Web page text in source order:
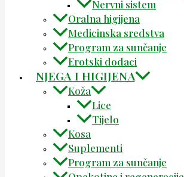
Nervni sistem
Oralna higijena
Medicinska sredstva
Program za sunčanje
Erotski dodaci
NJEGA I HIGIJENA
Koža
Lice
Tijelo
Kosa
Suplementi
Program za sunčanje